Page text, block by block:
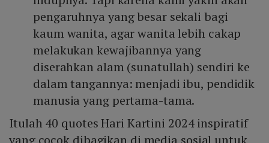
pengaruhnya yang besar sekali bagi
kaum wanita, agar wanita lebih cakap
melakukan kewajibannya yang
diserahkan alam (sunatullah) sendiri ke
dalam tangannya: menjadi ibu, pendidik
manusia yang pertama-tama.
Itulah 40 quotes Hari Kartini 2024 inspiratif
yang cocok dibagikan di media sosial untuk